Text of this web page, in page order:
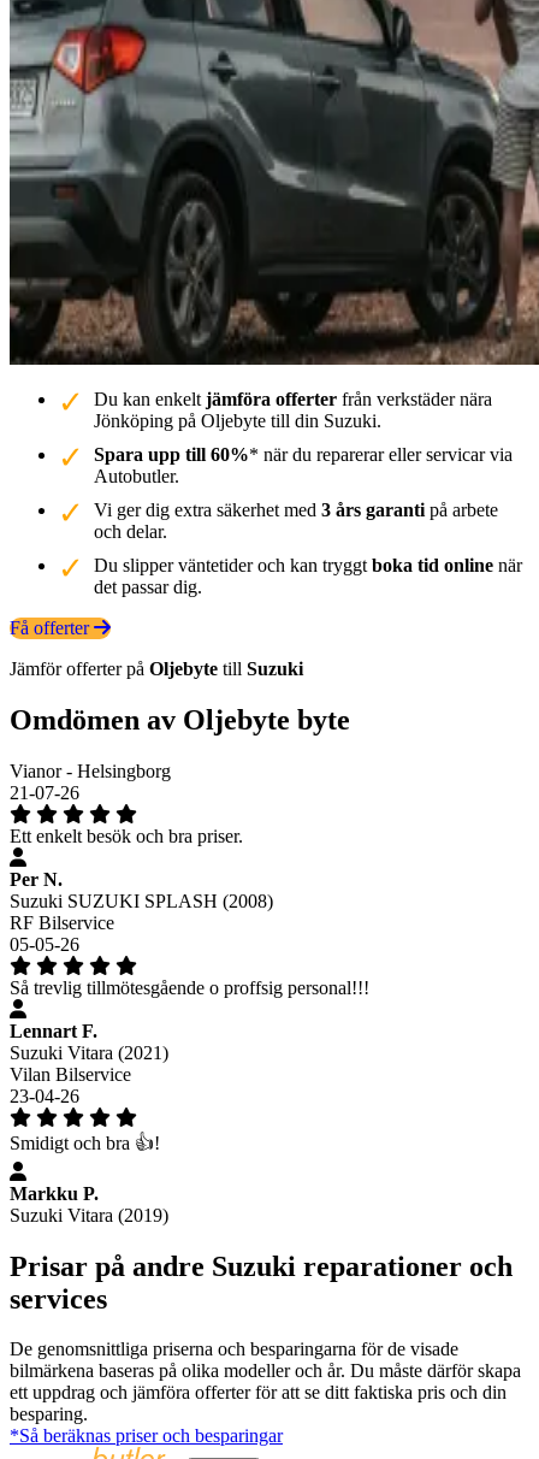
Du kan enkelt jämföra offerter från verkstäder nära
Jönköping på Oljebyte till din Suzuki.
Spara upp till 60%* när du reparerar eller servicar via
Autobutler.
Vi ger dig extra säkerhet med 3 års garanti på arbete
och delar.
Du slipper väntetider och kan tryggt boka tid online när
det passar dig.
Få offerter
Jämför offerter på Oljebyte till Suzuki
Omdömen av Oljebyte byte
Vianor - Helsingborg
21-07-26
Ett enkelt besök och bra priser.
Per N.
Suzuki SUZUKI SPLASH (2008)
RF Bilservice
05-05-26
Så trevlig tillmötesgående o proffsig personal!!!
Lennart F.
Suzuki Vitara (2021)
Vilan Bilservice
23-04-26
Smidigt och bra 👍!
Markku P.
Suzuki Vitara (2019)
Prisar på andre Suzuki reparationer och
services
De genomsnittliga priserna och besparingarna för de visade
bilmärkena baseras på olika modeller och år. Du måste därför skapa
ett uppdrag och jämföra offerter för att se ditt faktiska pris och din
besparing.
*Så beräknas priser och besparingar